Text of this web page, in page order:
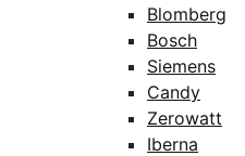
Blomberg
Bosch
Siemens
Candy
Zerowatt
Iberna